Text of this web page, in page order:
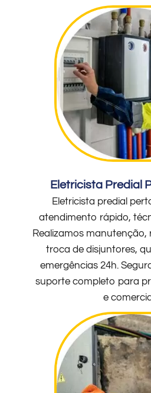
Eletricista Predial
Eletricista predial
atendimento rápido,
Realizamos manutenção,
troca de disjuntores,
emergências 24h.
suporte completo para
e